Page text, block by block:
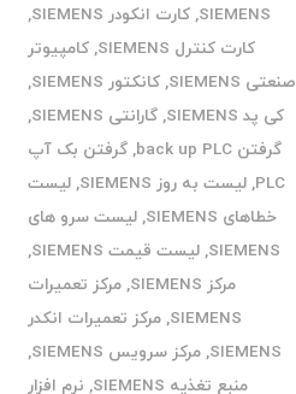
SIEMENS
,کارت انکودر SIEMENS
,
کارت کنترل SIEMENS
,کامپیوتر
صنعتی SIEMENS
,کانکتور SIEMENS
,
کی پد SIEMENS
,گارانتی SIEMENS
,
گرفتن back up PLC
,گرفتن بک آپ
PLC
,لیست به روز SIEMENS ,لیست
خطاهای SIEMENS
,لیست سرو های
SIEMENS
,لیست قیمت SIEMENS
,
مرکز SIEMENS
,مرکز تعمیرات
SIEMENS
,مرکز تعمیرات انکدر
SIEMENS
,مرکز سرویس SIEMENS
,
منبع تغذیه SIEMENS
, نرم افزار